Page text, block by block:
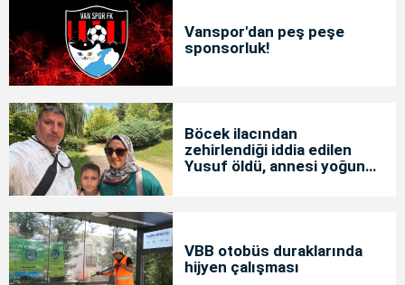
Vanspor'dan peş peşe
sponsorluk!
Böcek ilacından
zehirlendiği iddia edilen
Yusuf öldü, annesi yoğun
VBB otobüs duraklarında
hijyen çalışması